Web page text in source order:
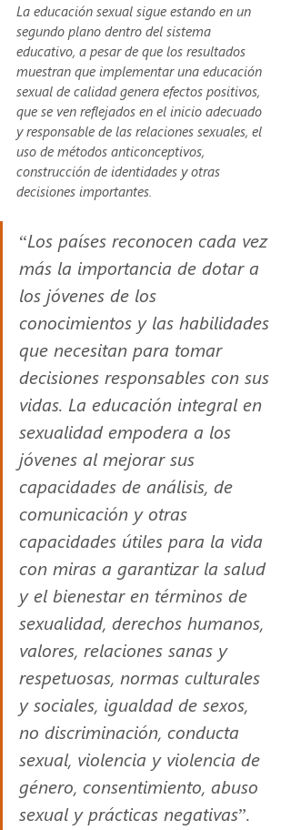
La educación sexual sigue estando en un
segundo plano dentro del sistema
educativo, a pesar de que los resultados
muestran que implementar una educación
sexual de calidad genera efectos positivos,
que se ven reflejados en el inicio adecuado
y responsable de las relaciones sexuales, el
uso de métodos anticonceptivos,
construcción de identidades y otras
decisiones importantes.
“Los países reconocen cada vez
más la importancia de dotar a
los jóvenes de los
conocimientos y las habilidades
que necesitan para tomar
decisiones responsables con sus
vidas. La educación integral en
sexualidad empodera a los
jóvenes al mejorar sus
capacidades de análisis, de
comunicación y otras
capacidades útiles para la vida
con miras a garantizar la salud
y el bienestar en términos de
sexualidad, derechos humanos,
valores, relaciones sanas y
respetuosas, normas culturales
y sociales, igualdad de sexos,
no discriminación, conducta
sexual, violencia y violencia de
género, consentimiento, abuso
sexual y prácticas negativas”.